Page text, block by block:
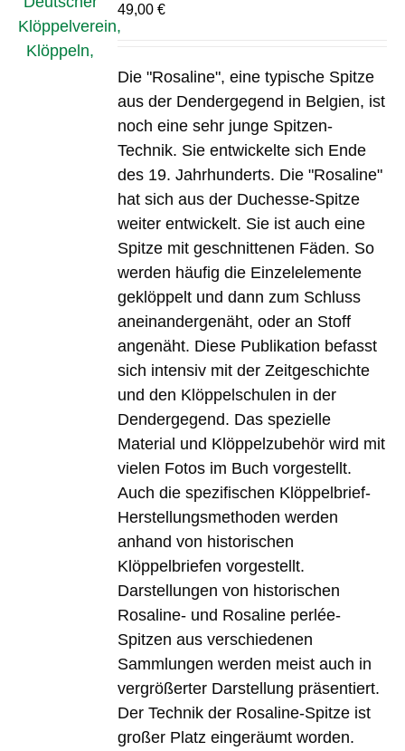
49,00€
Die "Rosaline", eine typische Spitze
aus der Dendergegend in Belgien, ist
noch eine sehr junge Spitzen-
Technik. Sie entwickelte sich Ende
des 19. Jahrhunderts. Die "Rosaline"
hat sich aus der Duchesse-Spitze
weiter entwickelt. Sie ist auch eine
Spitze mit geschnittenen Fäden. So
werden häufig die Einzelelemente
geklöppelt und dann zum Schluss
aneinandergenäht, oder an Stoff
angenäht. Diese Publikation befasst
sich intensiv mit der Zeitgeschichte
und den Klöppelschulen in der
Dendergegend. Das spezielle
Material und Klöppelzubehör wird mit
vielen Fotos im Buch vorgestellt.
Auch die spezifischen Klöppelbrief-
Herstellungsmethoden werden
anhand von historischen
Klöppelbriefen vorgestellt.
Darstellungen von historischen
Rosaline- und Rosaline perlée-
Spitzen aus verschiedenen
Sammlungen werden meist auch in
vergrößerter Darstellung präsentiert.
Der Technik der Rosaline-Spitze ist
großer Platz eingeräumt worden.